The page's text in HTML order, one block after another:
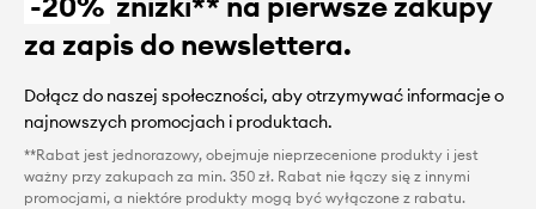
za zapis do newslettera.
Dołącz do naszej społeczności, aby otrzymywać informacje o
najnowszych promocjach i produktach.
**Rabat jest jednorazowy, obejmuje nieprzecenione produkty i jest
ważny przy zakupach za min. 350 zł. Rabat nie łączy się z innymi
promocjami, a niektóre produkty mogą być wyłączone z rabatu.